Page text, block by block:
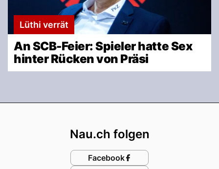
Lüthi verrät
An SCB-Feier: Spieler hatte Sex
hinter Rücken von Präsi
Nau.ch folgen
Facebook